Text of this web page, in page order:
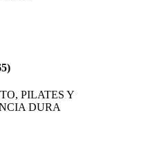
PILATES Y
DURA